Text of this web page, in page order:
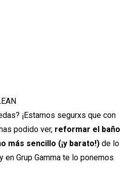
¡Estamos segurxs que con
podido ver, reformar el baño
más sencillo (¡y barato!) de lo
en Grup Gamma te lo ponemos